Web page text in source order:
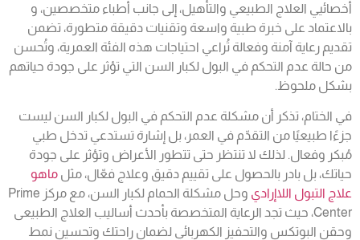
أخصائيي العلاج الطبيعي والتأهيل، إلى جانب أطباء متخصصين، و
بالاعتماد على خبرة طبية واسعة وتقنيات دقيقة متطورة، تضمن
تقديم رعاية آمنة وفعالة تُراعي احتياجات هذه الفئة العمرية، وتُحسن
من حالة عدم التحكم في البول لكبار السن التي تؤثر على جودة حياتهم
بشكل ملحوظ.
في الختام، تذكر أن مشكلة عدم التحكم في البول لكبار السن ليست
جزءًا طبيعيًا من التقدّم في العمر، بل إشارة تستدعي تدخل طبي
مُبكر وفعال. لذلك لا تنتظر حتى تتطور الأعراض وتؤثر على جودة
حياتك، بل بادر بالحصول على تقييم دقيق وعلاج فعّال، مثل ماهو
علاج التبول اللاإرادي وحل مشكلة الحمام لكبار السن
، مع مركز Prime
Center، حيث تجد الرعاية المتخصصة بأحدث أساليب العلاج الطبيعى
وحقن البوتكس والتحفيز الكهربائي لضمان راحتك وتحسين نمط